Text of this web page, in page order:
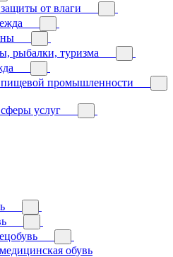
от влаги
рыбалки, туризма
промышленности
услуг
обувь